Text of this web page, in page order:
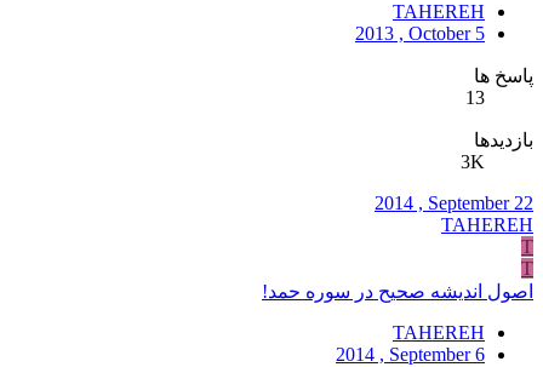
TAHEREH
2013 , October 5
پاسخ ها
13
بازدیدها
3K
2014 , September 22
TAHEREH
T
T
اصول اندیشه صحیح در سوره حمد!
TAHEREH
2014 , September 6